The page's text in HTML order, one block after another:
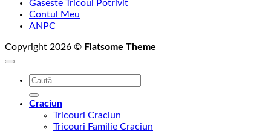
Gaseste Tricoul Potrivit
Contul Meu
ANPC
Copyright 2026 © Flatsome Theme
Caută
Craciun
Tricouri Craciun
Tricouri Familie Craciun